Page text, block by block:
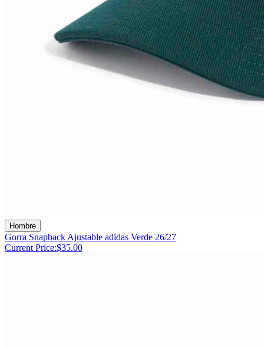
Hombre
Gorra Snapback Ajustable adidas Verde 26/27
Current Price:$35.00